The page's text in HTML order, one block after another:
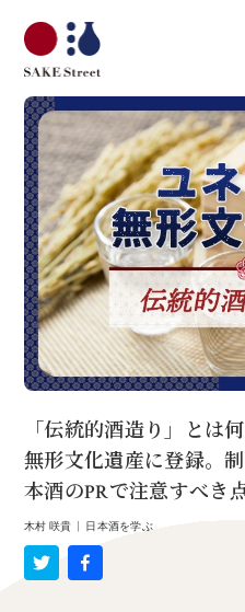
「伝統的酒造り」とは
無形文化遺産に登録。
本酒のPRで注意すべき
木村 咲貴 日本酒を学ぶ